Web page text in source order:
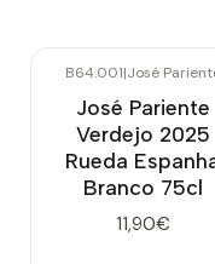
B64.001|José
José Pariente
Verdejo 2025
Rueda
Branco 75cl
11,90€